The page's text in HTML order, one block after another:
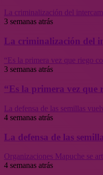
La criminalización del
3 semanas atrás
La criminalización del
“Es la primera vez que riego
3 semanas atrás
“Es la primera vez que
La defensa de las semillas
4 semanas atrás
La defensa de las
Organizaciones Mapuche se
4 semanas atrás